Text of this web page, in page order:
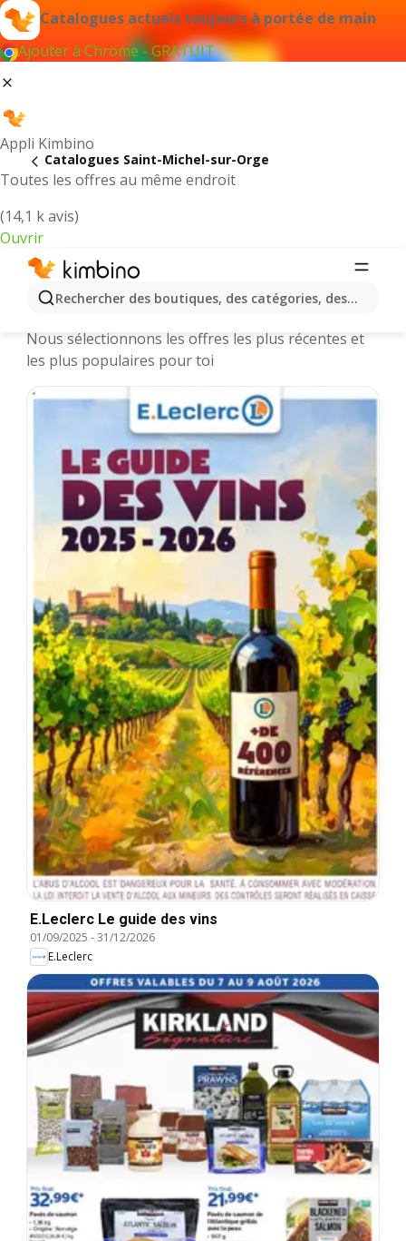
Catalogues actuels toujours à portée de main
Ajouter à Chrome - GRATUIT
Appli Kimbino
Toutes les offres au même endroit
(14,1 k avis)
Ouvrir
Rechercher des boutiques, des catégories, des
Catalogues Saint-Michel-sur-Orge
Saint-Michel-sur-Orge || Catalogues
Nous sélectionnons les offres les plus récentes et
les plus populaires pour toi
E.Leclerc Le guide des vins
01/09/2025 -31/12/2026
E.Leclerc